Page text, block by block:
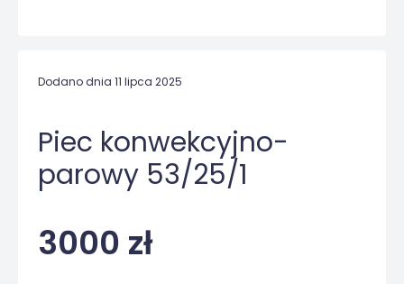
Dodano dnia 11 lipca 2025
Piec konwekcyjno-
parowy 53/25/1
3000 zł